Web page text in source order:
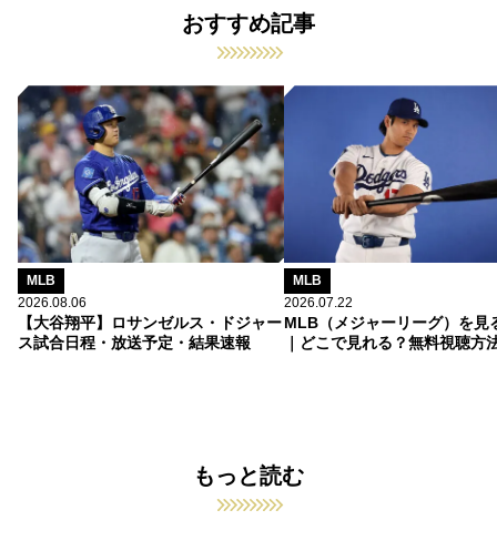
おすすめ記事
MLB
2026.08.06
【大谷翔平】ロサンゼルス・ドジャー
ス試合日程・放送予定・結果速報
MLB
2026.07.22
MLB（メジャーリーグ）を見
｜どこで見れる？無料視聴方
もっと読む